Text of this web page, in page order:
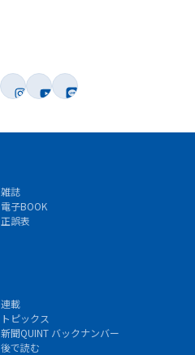
雑誌
電子BOOK
正誤表
連載
トピックス
新聞QUINT バックナンバー
後で読む